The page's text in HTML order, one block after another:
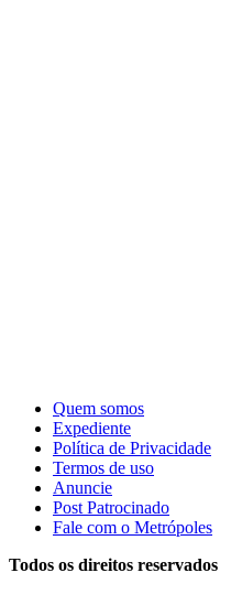
Quem somos
Expediente
Política de Privacidade
Termos de uso
Anuncie
Post Patrocinado
Fale com o Metrópoles
Todos os direitos reservados